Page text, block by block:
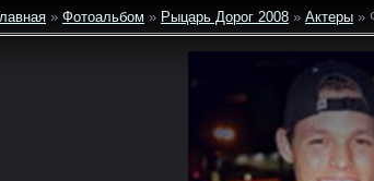
» Фотоальбом » Рыцарь Дорог 2008 » Актеры »